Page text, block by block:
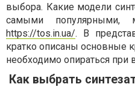
выбора. Какие модели
самыми популярными,
https://tos.in.ua/. В
кратко описаны основные
необходимо опираться при
Как выбрать